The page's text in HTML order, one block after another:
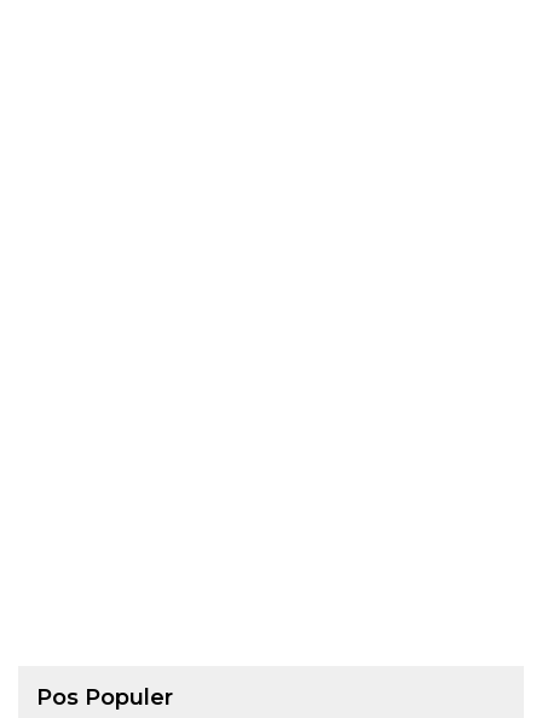
Pos Populer